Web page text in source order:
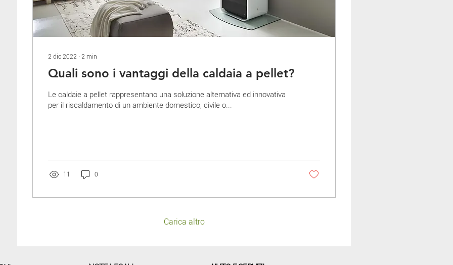
2 dic 2022 ∙ 2 min
Quali sono i vantaggi della caldaia a pellet?
Le caldaie a pellet rappresentano una soluzione alternativa ed innovativa
per il riscaldamento di un ambiente domestico, civile o...
11 0
Carica altro